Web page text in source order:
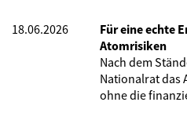
18.06.2026
Für eine echte
Atomrisiken
Nach dem
Nationalrat das
ohne die